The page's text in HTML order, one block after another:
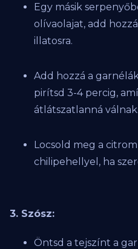
Egy másik
olívaolajat, add
illatosra.
Add hozzá a
pirítsd 3-4 percig,
átlátszatlanná válnak.
Locsold meg a
chilipehellyel, ha
3. Szósz:
Öntsd a tejszínt a